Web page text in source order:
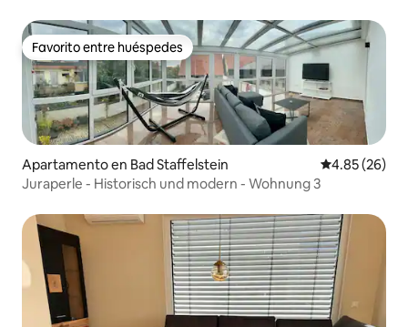
Favorito entre huéspedes
Favorito entre huéspedes
Apartamento en Bad Staffelstein Calificación
4.85 (26)
Juraperle - Historisch und modern - Wohnung 3